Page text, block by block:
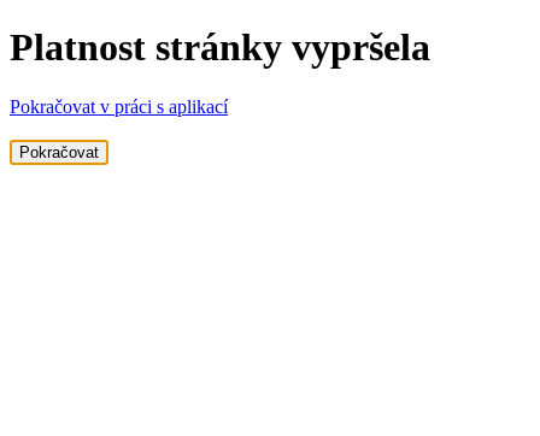
Platnost stránky vypršela
Pokračovat v práci s aplikací